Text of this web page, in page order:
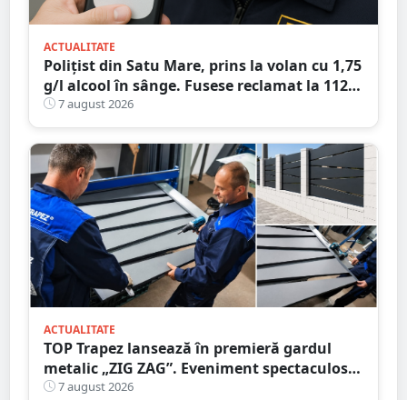
ACTUALITATE
Polițist din Satu Mare, prins la volan cu 1,75
g/l alcool în sânge. Fusese reclamat la 112
că circula pe contrasens
7 august 2026
ACTUALITATE
TOP Trapez lansează în premieră gardul
metalic „ZIG ZAG”. Eveniment spectaculos
în Grădina Romei
7 august 2026